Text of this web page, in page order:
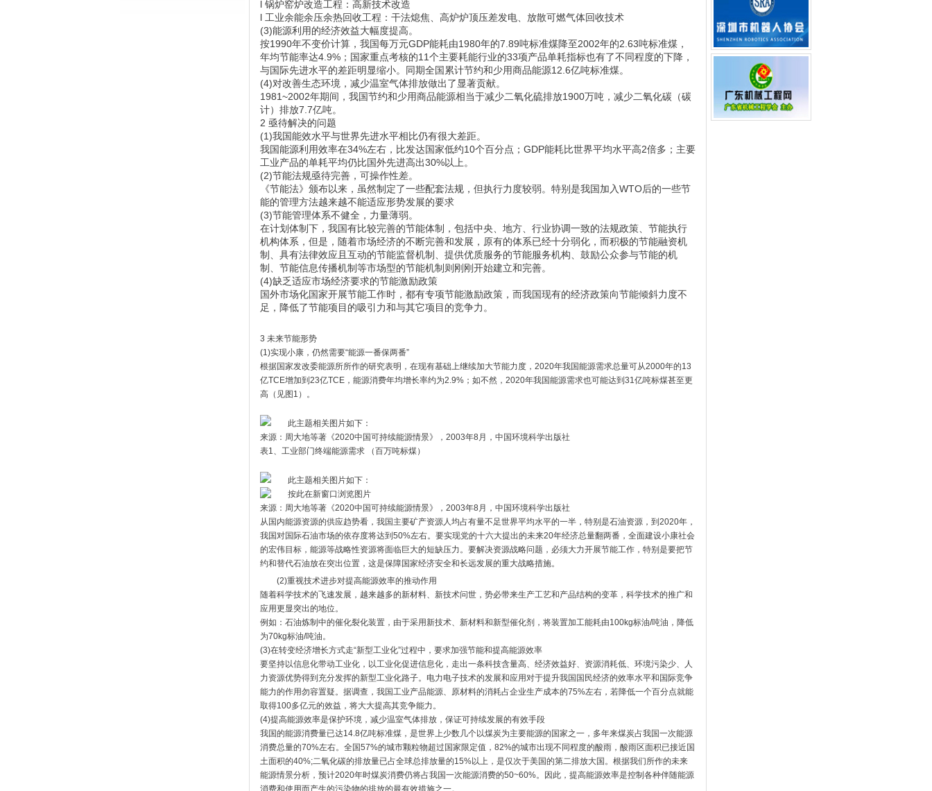
l 锅炉窑炉改造工程：高新技术改造
l 工业余能余压余热回收工程：干法熄焦、高炉炉顶压差发电、放散可燃气体回收技术
(3)能源利用的经济效益大幅度提高。
按1990年不变价计算，我国每万元GDP能耗由1980年的7.89吨标准煤降至2002年的2.63吨标准煤，
年均节能率达4.9%；国家重点考核的11个主要耗能行业的33项产品单耗指标也有了不同程度的下降，
与国际先进水平的差距明显缩小。同期全国累计节约和少用商品能源12.6亿吨标准煤。
(4)对改善生态环境，减少温室气体排放做出了显著贡献。
1981~2002年期间，我国节约和少用商品能源相当于减少二氧化硫排放1900万吨，减少二氧化碳（碳
计）排放7.7亿吨。
2 亟待解决的问题
(1)我国能效水平与世界先进水平相比仍有很大差距。
我国能源利用效率在34%左右，比发达国家低约10个百分点；GDP能耗比世界平均水平高2倍多；主要
工业产品的单耗平均仍比国外先进高出30%以上。
(2)节能法规亟待完善，可操作性差。
《节能法》颁布以来，虽然制定了一些配套法规，但执行力度较弱。特别是我国加入WTO后的一些节
能的管理方法越来越不能适应形势发展的要求
(3)节能管理体系不健全，力量薄弱。
在计划体制下，我国有比较完善的节能体制，包括中央、地方、行业协调一致的法规政策、节能执行
机构体系，但是，随着市场经济的不断完善和发展，原有的体系已经十分弱化，而积极的节能融资机
制、具有法律效应且互动的节能监督机制、提供优质服务的节能服务机构、鼓励公众参与节能的机
制、节能信息传播机制等市场型的节能机制则刚刚开始建立和完善。
(4)缺乏适应市场经济要求的节能激励政策
国外市场化国家开展节能工作时，都有专项节能激励政策，而我国现有的经济政策向节能倾斜力度不
足，降低了节能项目的吸引力和与其它项目的竞争力。
3 未来节能形势
(1)实现小康，仍然需要“能源一番保两番”
根据国家发改委能源所所作的研究表明，在现有基础上继续加大节能力度，2020年我国能源需求总量可从2000年的13
亿TCE增加到23亿TCE，能源消费年均增长率约为2.9%；如不然，2020年我国能源需求也可能达到31亿吨标煤甚至更
高（见图1）。
此主题相关图片如下：
来源：周大地等著《2020中国可持续能源情景》，2003年8月，中国环境科学出版社
表1、工业部门终端能源需求 （百万吨标煤）
此主题相关图片如下：
来源：周大地等著《2020中国可持续能源情景》，2003年8月，中国环境科学出版社
从国内能源资源的供应趋势看，我国主要矿产资源人均占有量不足世界平均水平的一半，特别是石油资源，到2020年，
我国对国际石油市场的依存度将达到50%左右。要实现党的十六大提出的未来20年经济总量翻两番，全面建设小康社会
的宏伟目标，能源等战略性资源将面临巨大的短缺压力。要解决资源战略问题，必须大力开展节能工作，特别是要把节
约和替代石油放在突出位置，这是保障国家经济安全和长远发展的重大战略措施。
(2)重视技术进步对提高能源效率的推动作用
随着科学技术的飞速发展，越来越多的新材料、新技术问世，势必带来生产工艺和产品结构的变革，科学技术的推广和
应用更显突出的地位。
例如：石油炼制中的催化裂化装置，由于采用新技术、新材料和新型催化剂，将装置加工能耗由100kg标油/吨油，降低
为70kg标油/吨油。
(3)在转变经济增长方式走“新型工业化”过程中，要求加强节能和提高能源效率
要坚持以信息化带动工业化，以工业化促进信息化，走出一条科技含量高、经济效益好、资源消耗低、环境污染少、人
力资源优势得到充分发挥的新型工业化路子。电力电子技术的发展和应用对于提升我国国民经济的效率水平和国际竞争
能力的作用勿容置疑。据调查，我国工业产品能源、原材料的消耗占企业生产成本的75%左右，若降低一个百分点就能
取得100多亿元的效益，将大大提高其竞争能力。
(4)提高能源效率是保护环境，减少温室气体排放，保证可持续发展的有效手段
我国的能源消费量已达14.8亿吨标准煤，是世界上少数几个以煤炭为主要能源的国家之一，多年来煤炭占我国一次能源
消费总量的70%左右。全国57%的城市颗粒物超过国家限定值，82%的城市出现不同程度的酸雨，酸雨区面积已接近国
土面积的40%;二氧化碳的排放量已占全球总排放量的15%以上，是仅次于美国的第二排放大国。根据我们所作的未来
能源情景分析，预计2020年时煤炭消费仍将占我国一次能源消费的50~60%。因此，提高能源效率是控制各种伴随能源
消费和使用而产生的污染物的排放的最有效措施之一。